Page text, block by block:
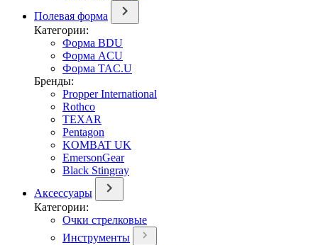
Полевая форма
Категории:
Форма BDU
Форма ACU
Форма TAC.U
Бренды:
Propper International
Rothco
TEXAR
Pentagon
KOMBAT UK
EmersonGear
Black Stingray
Аксессуары
Категории:
Очки стрелковые
Инструменты